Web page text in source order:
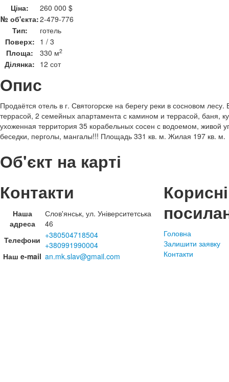
Ціна:
260 000 $
№ об'єкта:2-479-776
Тип:
готель
Поверх: 1 / 3
Площа:
330 м2
Ділянка: 12 сот
Опис
Продаётся отель в г. Святогорске на берегу реки в сосновом
террасой, 2 семейных апартамента с камином и террасой, баня,
ухоженная территория 35 корабельных сосен с водоемом, живой
беседки, перголы, мангалы!!! Площадь 331 кв. м. Жилая 197 кв. м.
Об'єкт на карті
Контакти
Наша
адреса
Слов'янськ, ул. Університетська
46
Телефони +380504718504
+380991990004
Наш e-mail an.mk.slav@gmail.com
Корисні
Головна
Залишити заявку
Контакти